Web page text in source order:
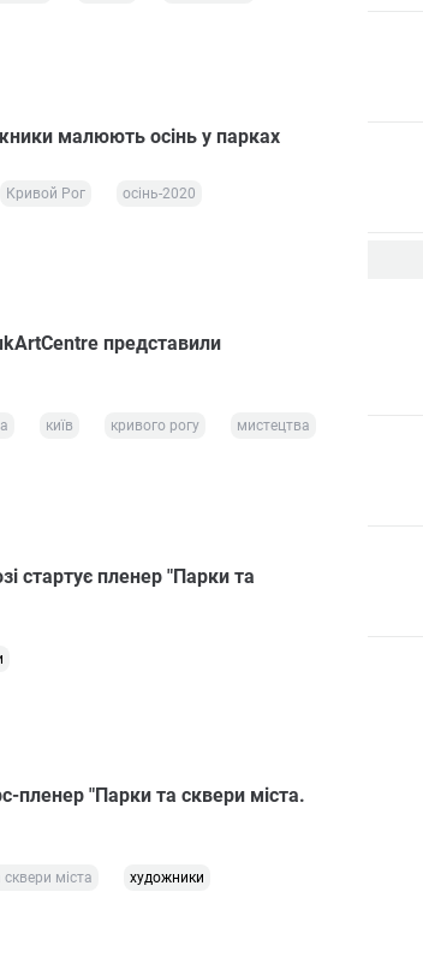
малюють осінь у парках
Кривой Рог
осінь-2020
представили
київ кривого рогу
мистецтва
стартує пленер "Парки та
пленер "Парки та сквери міста.
міста художники